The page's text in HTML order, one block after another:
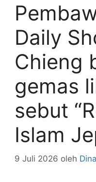
Daily
Chieng
gemas
sebut
Islam
9 Juli 2026 oleh